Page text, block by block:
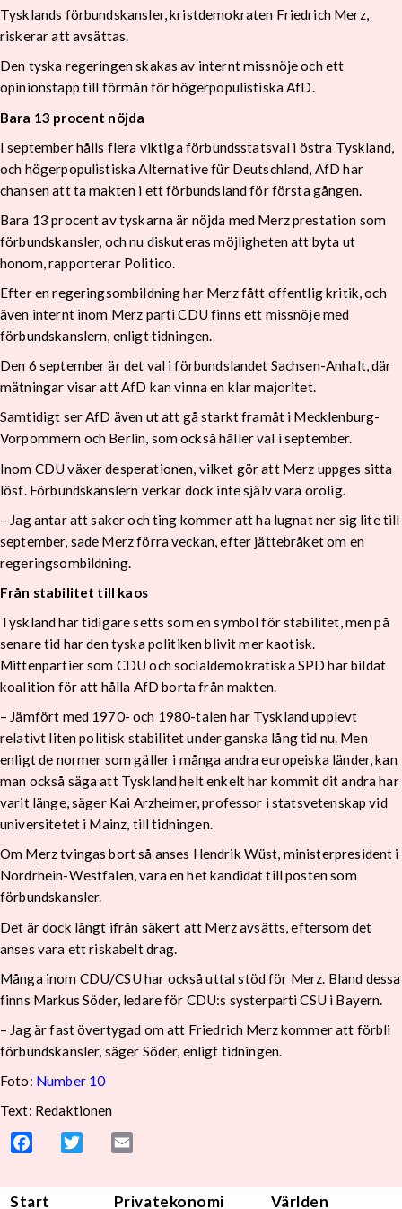
Tysklands förbundskansler, kristdemokraten Friedrich Merz,
riskerar att avsättas.
Den tyska regeringen skakas av internt missnöje och ett
opinionstapp till förmån för högerpopulistiska AfD.
Bara 13 procent nöjda
I september hålls flera viktiga förbundsstatsval i östra Tyskland,
och högerpopulistiska Alternative für Deutschland, AfD har
chansen att ta makten i ett förbundsland för första gången.
Bara 13 procent av tyskarna är nöjda med Merz prestation som
förbundskansler, och nu diskuteras möjligheten att byta ut
honom, rapporterar Politico.
Efter en regeringsombildning har Merz fått offentlig kritik, och
även internt inom Merz parti CDU finns ett missnöje med
förbundskanslern, enligt tidningen.
Den 6 september är det val i förbundslandet Sachsen-Anhalt, där
mätningar visar att AfD kan vinna en klar majoritet.
Samtidigt ser AfD även ut att gå starkt framåt i Mecklenburg-
Vorpommern och Berlin, som också håller val i september.
Inom CDU växer desperationen, vilket gör att Merz uppges sitta
löst. Förbundskanslern verkar dock inte själv vara orolig.
– Jag antar att saker och ting kommer att ha lugnat ner sig lite till
september, sade Merz förra veckan, efter jättebråket om en
regeringsombildning.
Från stabilitet till kaos
Tyskland har tidigare setts som en symbol för stabilitet, men på
senare tid har den tyska politiken blivit mer kaotisk.
Mittenpartier som CDU och socialdemokratiska SPD har bildat
koalition för att hålla AfD borta från makten.
– Jämfört med 1970- och 1980-talen har Tyskland upplevt
relativt liten politisk stabilitet under ganska lång tid nu. Men
enligt de normer som gäller i många andra europeiska länder, kan
man också säga att Tyskland helt enkelt har kommit dit andra har
varit länge, säger Kai Arzheimer, professor i statsvetenskap vid
universitetet i Mainz, till tidningen.
Om Merz tvingas bort så anses Hendrik Wüst, ministerpresident i
Nordrhein-Westfalen, vara en het kandidat till posten som
förbundskansler.
Det är dock långt ifrån säkert att Merz avsätts, eftersom det
anses vara ett riskabelt drag.
Många inom CDU/CSU har också uttal stöd för Merz. Bland dessa
finns Markus Söder, ledare för CDU:s systerparti CSU i Bayern.
– Jag är fast övertygad om att Friedrich Merz kommer att förbli
förbundskansler, säger Söder, enligt tidningen.
Foto: Number 10
Text: Redaktionen
Facebook Twitter
Start Privatekonomi Världen